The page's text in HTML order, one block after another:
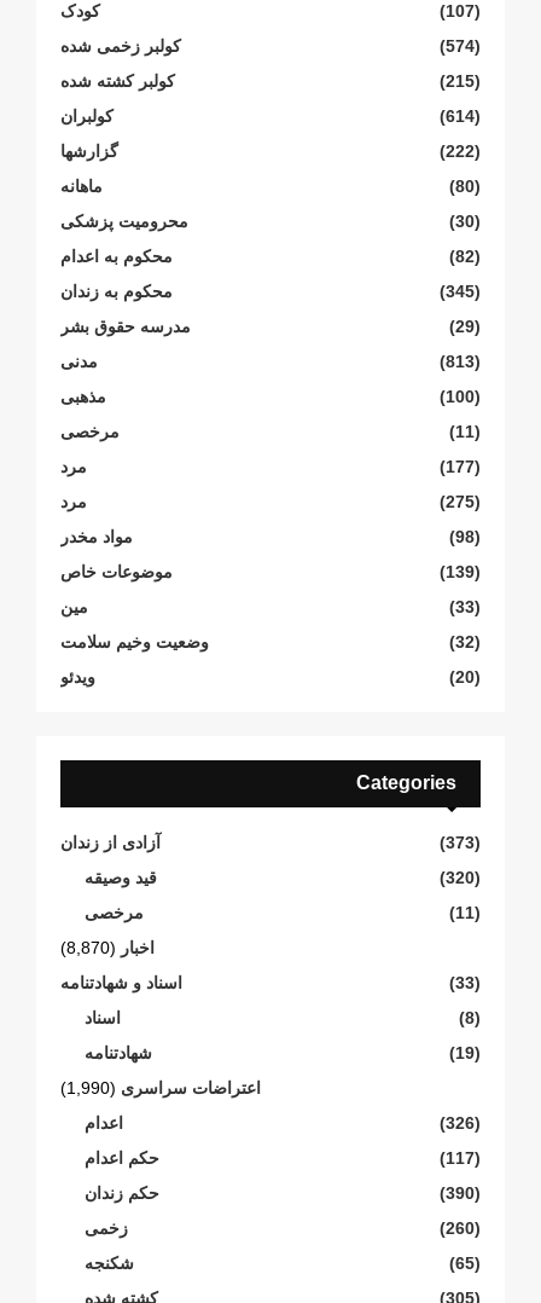
کودک
(107)
کولبر زخمی شدە
(574)
کولبر کشتە شدە
(215)
کولبران
(614)
گزارشها
(222)
ماهانە
(80)
محرومیت پزشکی
(30)
محکوم بە اعدام
(82)
محکوم بە زندان
(345)
مدرسە حقوق بشر
(29)
مدنی
(813)
مذهبی
(100)
مرخصی
(11)
مرد
(177)
مرد
(275)
مواد مخدر
(98)
موضوعات خاص
(139)
مین
(33)
وضعیت وخیم سلامت
(32)
ویدئو
(20)
Categories
آزادی از زندان
(373)
قید وصیقه
(320)
مرخصی
(11)
اخبار (8,870)
اسناد و شهادتنامە
(33)
اسناد
(8)
شهادتنامە
(19)
اعتراضات سراسری (1,990)
اعدام
(326)
حکم اعدام
(117)
حکم زندان
(390)
زخمی
(260)
شکنجە
(65)
کشته شده
(305)